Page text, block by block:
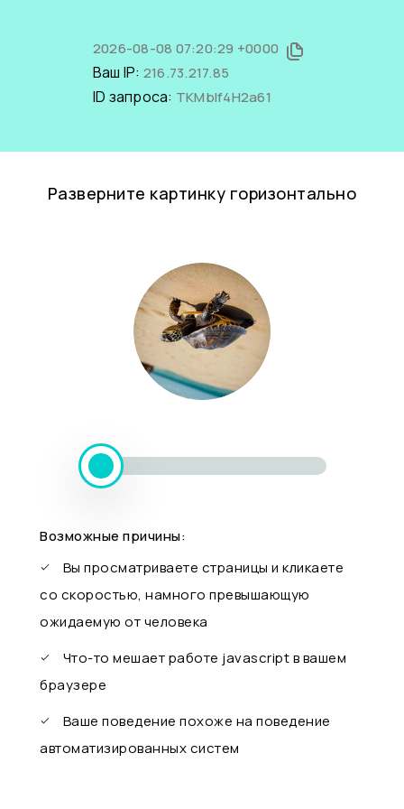
2026-08-08 07:20:29 +0000
Ваш IP: 216.73.217.85
ID запроса: TKMblf4H2a61
Разверните картинку горизонтально
Возможные причины:
Вы просматриваете страницы и кликаете
со скоростью, намного превышающую
ожидаемую от человека
Что-то мешает работе javascript в вашем
браузере
Ваше поведение похоже на поведение
автоматизированных систем